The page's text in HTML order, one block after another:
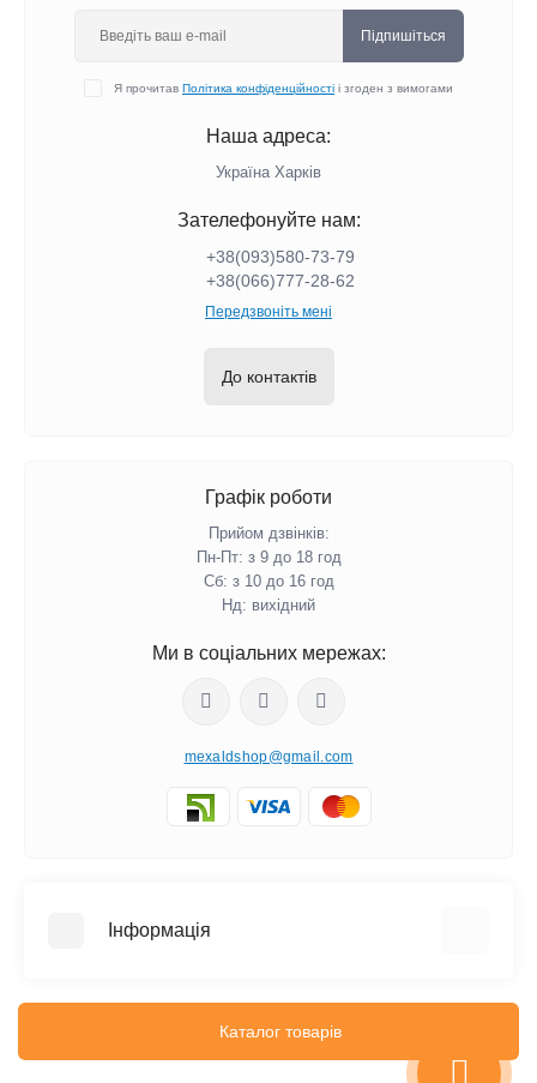
Підпишіться
Я прочитав Політика конфіденційності і згоден з вимогами
Наша адреса:
Україна Харків
Зателефонуйте нам:
+38(093)580-73-79
+38(066)777-28-62
Передзвоніть мені
До контактів
Графік роботи
Прийом дзвінків:
Пн-Пт: з 9 до 18 год
Сб: з 10 до 16 год
Нд: вихідний
Ми в соціальних мережах:
mexaldshop@gmail.com
Інформація
Iнформація про доставку
Інформація про оплату
Каталог товарів